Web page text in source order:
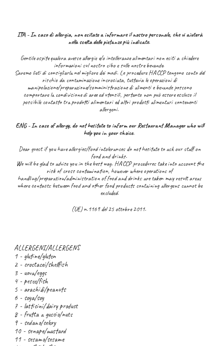
ITA - In caso di allergia, non esitate a informare il nostro personale, che vi aiuterà
nella scelta delle pietanze più indicate.
Gentile ospite qualora avesse allergie e/o intolleranze alimentari non esiti a chiedere
informazioni sul nostro cibo e sulle nostre bevande.
Saremo lieti di consigliarla nel migliore dei modi. Le procedure HACCP tengono conto del
rischio da contaminazione incrociata, tuttavia le operazioni di
manipolazione/preparazione/somministrazione di alimenti e bevande possono
comportare la condivisione di aree ed utensili, pertanto non può essere escluso il
possibile contatto tra prodotti alimentari ed altri prodotti alimentari contenenti
allergeni.
ENG - In case of allergy, do not hesitate to inform our Restaurant Manager who will
help you in your choice.
Dear guest if you have allergies/food intolerances do not hesitate to ask our staff on
food and drinks.
We will be glad to advise you in the best way. HACCP procedures take into account the
risk of cross contamination, however where operations of
handling/preparation/administration of food and drinks are taken may result areas
where contacts between food and other food products containing allergens cannot be
excluded.
(UE) n.1169 del 25 ottobre 2011.
ALLERGENI/ALLERGENS
1 - glutine/gluten
2 - crostacei/shellfish
3 - uova/eggs
4 - pesce/fish
5 - arachidi/peanuts
6 - soya/soy
7 - latticini/dairy product
8 - frutta a guscio/nuts
9 - sedano/celery
10 - senape/mustard
11 - sesamo/sesame